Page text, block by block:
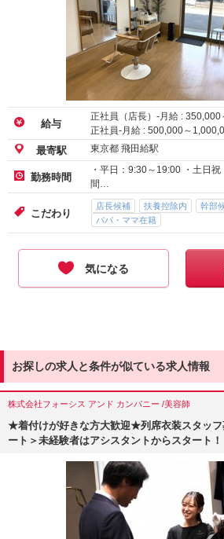
給与
正社員（店長）-月給 : 350,000
正社員-月給 : 500,000～
最寄駅 東京都 飛田給駅
勤務時間
・平日：9:30～19:00 ・土日
間…
こだわり
店長候補 扶養控除内 幹部
パパ・ママ在籍
気になる
お探しの求人と条件が似ている求人情報
株式会社フォーシス アンド カンパニー /美容師
★着付けが好きな方大歓迎★列席衣装スタッフ
ート＞未経験者はアシスタントからスタート！